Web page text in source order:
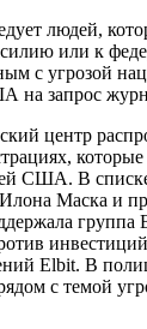
людей,
или к
с угрозой
запрос
центр
США. В списке
Маска и
инвестиций
Elbit. В
с темой